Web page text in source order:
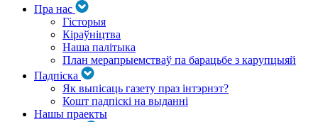
Пра нас
Гісторыя
Кіраўніцтва
Наша палітыка
План мерапрыемстваў па барацьбе з карупцыяй
Падпіска
Як выпісаць газету праз інтэрнэт?
Кошт падпіскі на выданні
Нашы праекты